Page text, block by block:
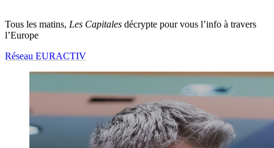
Tous les matins, Les Capitales décrypte pour vous l’info à travers
l’Europe
Réseau EURACTIV